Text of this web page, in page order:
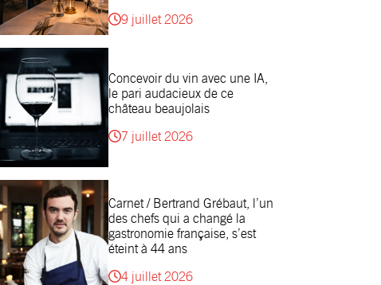
9 juillet 2026
Concevoir du vin avec une IA,
le pari audacieux de ce
château beaujolais
7 juillet 2026
Carnet / Bertrand Grébaut, l’un
des chefs qui a changé la
gastronomie française, s’est
éteint à 44 ans
4 juillet 2026